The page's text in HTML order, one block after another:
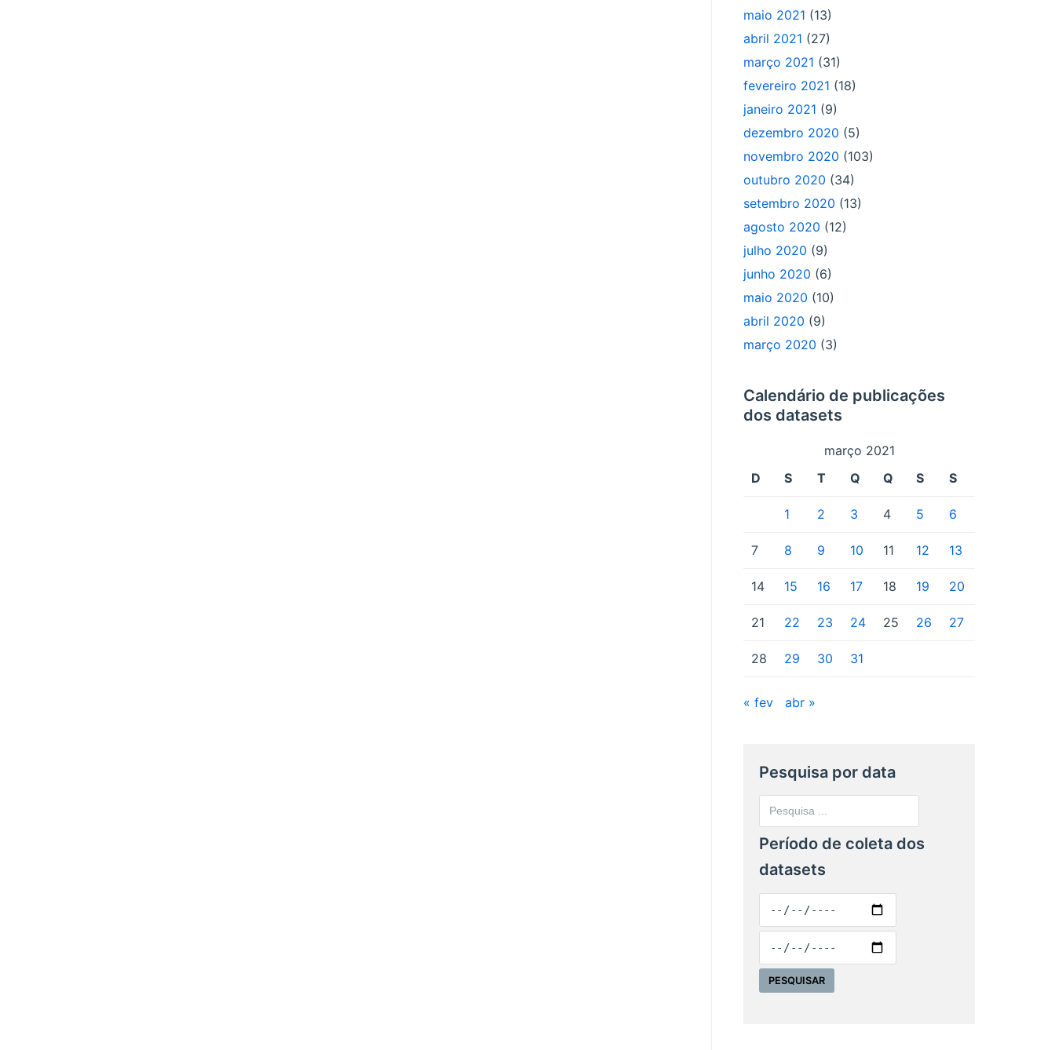
maio 2021 (13)
abril 2021 (27)
março 2021 (31)
fevereiro 2021 (18)
janeiro 2021 (9)
dezembro 2020 (5)
novembro 2020 (103)
outubro 2020 (34)
setembro 2020 (13)
agosto 2020 (12)
julho 2020 (9)
junho 2020 (6)
maio 2020 (10)
abril 2020 (9)
março 2020 (3)
Calendário de publicações
dos datasets
março 2021
D
S T Q Q S S
1 2 3 4 5 6
7 8 9 10 11 12 13
14 15 16 17 18 19 20
21 22 23 24 25 26 27
28 29 30 31
« fev abr »
Pesquisa por data
Período de coleta dos
datasets